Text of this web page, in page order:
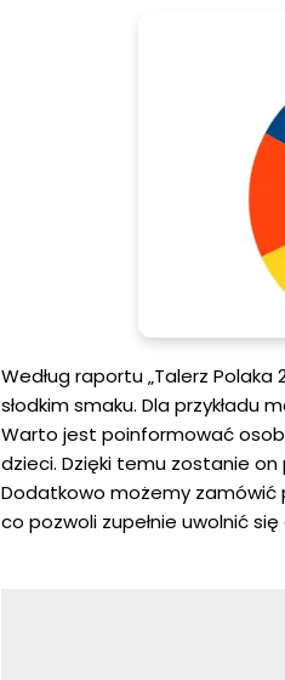
Według raportu „Talerz
słodkim smaku. Dla
Warto jest poinformować
dzieci. Dzięki temu zostanie
Dodatkowo możemy zamówić
co pozwoli zupełnie uwolnić